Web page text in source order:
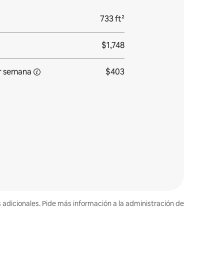
733 ft²
$1,748
semana $403
Pide más información a la administración de